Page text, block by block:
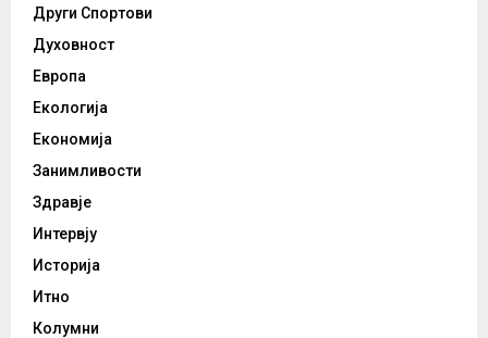
Други Спортови
Духовност
Европа
Екологија
Економија
Занимливости
Здравје
Интервју
Историја
Итно
Колумни